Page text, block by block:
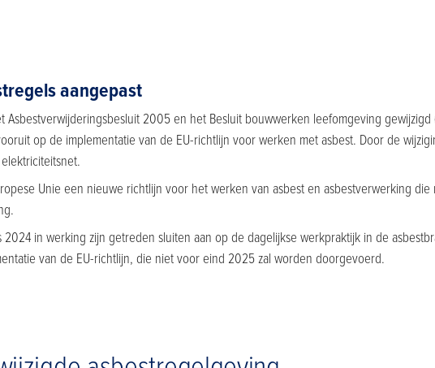
aangepast
Asbestverwijderingsbesluit 2005 en het Besluit bouwwerken leefomgeving gewijzigd
op de implementatie van de EU-richtlijn voor werken met asbest. Door de
Unie een nieuwe richtlijn voor het werken van asbest en asbestverwerking
2024 in werking zijn getreden sluiten aan op de dagelijkse werkpraktijk in de
van de EU-richtlijn, die niet voor eind 2025 zal worden doorgevoerd.